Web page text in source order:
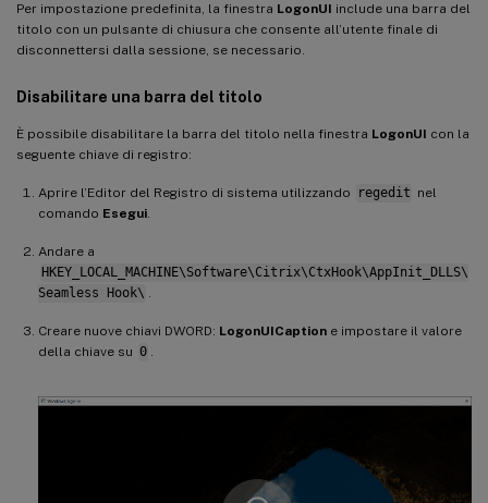
Per impostazione predefinita, la finestra LogonUI include una barra del
titolo con un pulsante di chiusura che consente all’utente finale di
disconnettersi dalla sessione, se necessario.
Disabilitare una barra del titolo
È possibile disabilitare la barra del titolo nella finestra LogonUI con la
seguente chiave di registro:
Aprire l’Editor del Registro di sistema utilizzando regedit nel
comando Esegui.
Andare a
HKEY_LOCAL_MACHINE\Software\Citrix\CtxHook\AppInit_DLLS\
Seamless Hook\ .
Creare nuove chiavi DWORD: LogonUICaption e impostare il valore
della chiave su 0 .